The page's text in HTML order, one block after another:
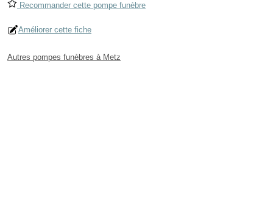
Recommander cette pompe funèbre
Améliorer cette fiche
Autres pompes funèbres à Metz